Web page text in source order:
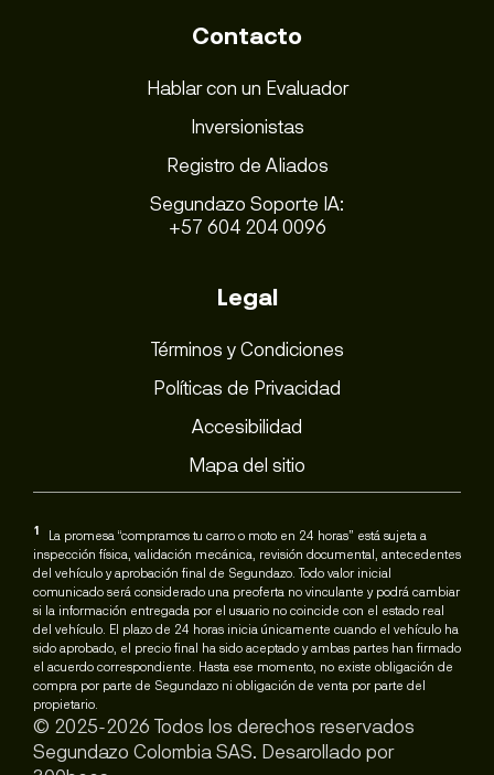
Contacto
Hablar con un Evaluador
Inversionistas
Registro de Aliados
Segundazo Soporte IA:
+57 604 204 0096
Legal
Términos y Condiciones
Políticas de Privacidad
Accesibilidad
Mapa del sitio
1
La promesa “compramos tu carro o moto en 24 horas” está sujeta a
inspección física, validación mecánica, revisión documental, antecedentes
del vehículo y aprobación final de Segundazo. Todo valor inicial
comunicado será considerado una preoferta no vinculante y podrá cambiar
si la información entregada por el usuario no coincide con el estado real
del vehículo. El plazo de 24 horas inicia únicamente cuando el vehículo ha
sido aprobado, el precio final ha sido aceptado y ambas partes han firmado
el acuerdo correspondiente. Hasta ese momento, no existe obligación de
compra por parte de Segundazo ni obligación de venta por parte del
propietario.
© 2025-2026 Todos los derechos reservados
Segundazo Colombia SAS. Desarollado por